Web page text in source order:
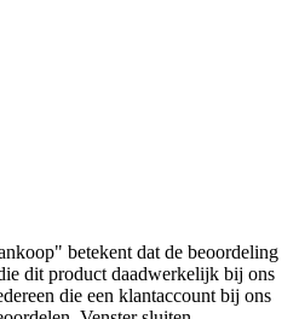
betekent dat de beoordeling
dit product daadwerkelijk bij ons
die een klantaccount bij ons